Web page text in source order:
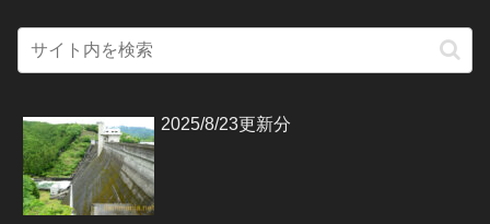
2025/8/23更新分